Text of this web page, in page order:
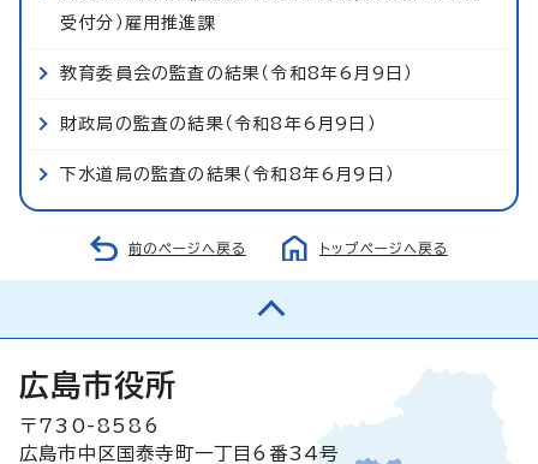
受付分）雇用推進課
教育委員会の監査の結果（令和8年6月9日）
財政局の監査の結果（令和8年6月9日）
下水道局の監査の結果（令和8年6月9日）
前のページへ戻る トップページへ戻る
広島市役所
〒730-8586
広島市中区国泰寺町一丁目6番34号